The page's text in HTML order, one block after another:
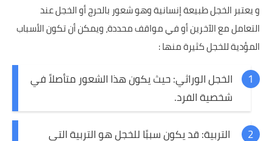
و يعتبر الخجل طبيعة إنسانية وهو شعور بالحرج أو الخجل عند
التعامل مع الآخرين أو في مواقف محددة، ويمكن أن تكون الأسباب
المؤدية للخجل كثيرة منها :
الخجل الوراثي: حيث يكون هذا الشعور متأصلاً في
شخصية الفرد.
التربية: قد يكون سببًا للخجل هو التربية التي